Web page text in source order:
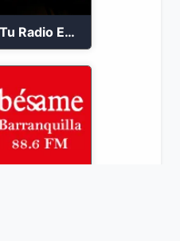
Tu Radio Estéreo 24/7